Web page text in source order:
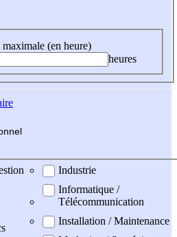
(en heure)
heures
Industrie
Informatique /
Télécommunication
Installation / Maintenance